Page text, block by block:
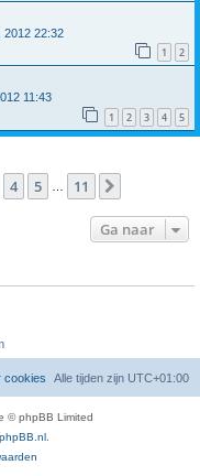
2012 22:32
1 2
11:43
1 2 3 4 5
11
4 5 11
Ga naar
Alle tijden zijn UTC+01:00
cookies
© phpBB Limited
phpBB.nl